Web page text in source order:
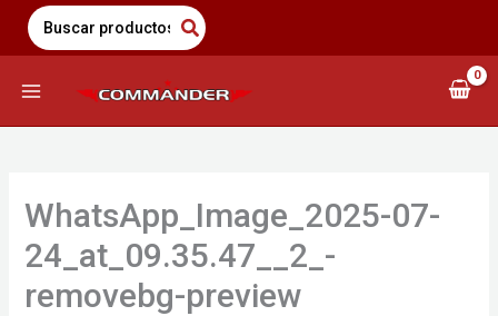
Saltar
contenido
Search
for:
WhatsApp_Image_2025-07-
24_at_09.35.47__2_-
removebg-preview